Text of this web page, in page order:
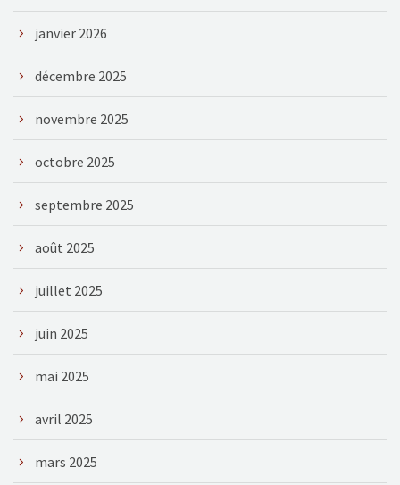
janvier 2026
décembre 2025
novembre 2025
octobre 2025
septembre 2025
août 2025
juillet 2025
juin 2025
mai 2025
avril 2025
mars 2025